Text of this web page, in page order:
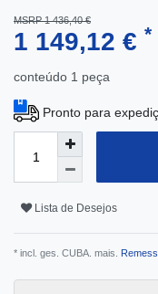
MSRP 1 436,40 €
1 149,12 € *
conteúdo 1 peça
Pronto para
Lista de Desejos
* incl. ges. CUBA. mais.